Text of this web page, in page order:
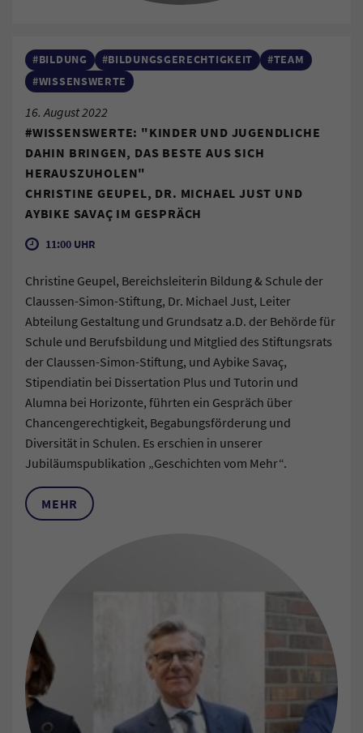
#BILDUNG #BILDUNGSGERECHTIGKEIT
#TEAM
#WISSENSWERTE
16. August 2022
#WISSENSWERTE: "KINDER UND JUGENDLICHE
DAHIN BRINGEN, DAS BESTE AUS SICH
HERAUSZUHOLEN"
CHRISTINE GEUPEL, DR. MICHAEL JUST UND
AYBIKE SAVAÇ IM GESPRÄCH
11:00 UHR
Christine Geupel, Bereichsleiterin Bildung & Schule der
Claussen-Simon-Stiftung, Dr. Michael Just, Leiter
Abteilung Gestaltung und Grundsatz a.D. der Behörde für
Schule und Berufsbildung und Mitglied des Stiftungsrats
der Claussen-Simon-Stiftung, und Aybike Savaç,
Stipendiatin bei Dissertation Plus und Tutorin und
Alumna bei Horizonte, führten ein Gespräch über
Chancengerechtigkeit, Begabungsförderung und
Diversität in Schulen. Es erschien in unserer
Jubiläumspublikation „Geschichten vom Mehr“.
MEHR